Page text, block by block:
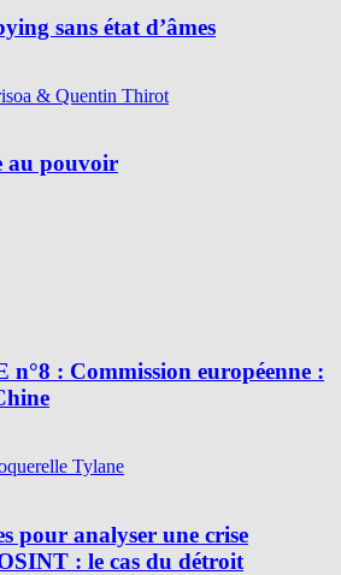
sans état d’âmes
& Quentin Thirot
au pouvoir
: Commission européenne :
Tylane
pour analyser une crise
: le cas du détroit